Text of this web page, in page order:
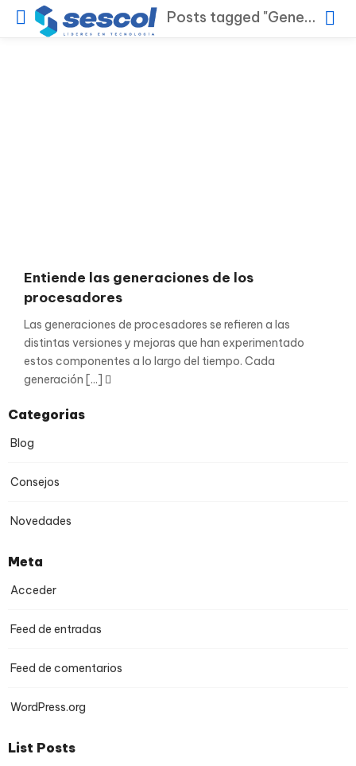
Posts tagged "Generación de procesadores"
Entiende las generaciones de los
procesadores
Las generaciones de procesadores se refieren a las
distintas versiones y mejoras que han experimentado
estos componentes a lo largo del tiempo. Cada
generación [...]
Categorias
Blog
Consejos
Novedades
Meta
Acceder
Feed de entradas
Feed de comentarios
WordPress.org
List Posts